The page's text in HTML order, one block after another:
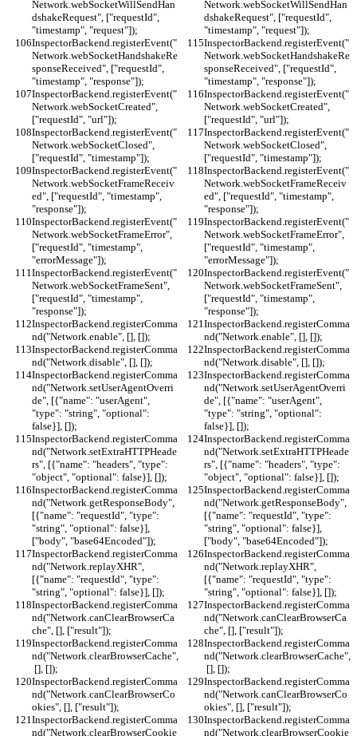
Network.webSocketWillSendHan
dshakeRequest", ["requestId",
"timestamp", "request"]);
Network.webSocketWillSendHan
dshakeRequest", ["requestId",
"timestamp", "request"]);
InspectorBackend.registerEvent("
Network.webSocketHandshakeRe
sponseReceived", ["requestId",
"timestamp", "response"]);
InspectorBackend.registerEvent("
Network.webSocketHandshakeRe
sponseReceived", ["requestId",
"timestamp", "response"]);
InspectorBackend.registerEvent("
Network.webSocketCreated",
["requestId", "url"]);
InspectorBackend.registerEvent("
Network.webSocketCreated",
["requestId", "url"]);
InspectorBackend.registerEvent("
Network.webSocketClosed",
["requestId", "timestamp"]);
InspectorBackend.registerEvent("
Network.webSocketClosed",
["requestId", "timestamp"]);
InspectorBackend.registerEvent("
Network.webSocketFrameReceiv
ed", ["requestId", "timestamp",
"response"]);
InspectorBackend.registerEvent("
Network.webSocketFrameReceiv
ed", ["requestId", "timestamp",
"response"]);
InspectorBackend.registerEvent("
Network.webSocketFrameError",
["requestId", "timestamp",
"errorMessage"]);
InspectorBackend.registerEvent("
Network.webSocketFrameError",
["requestId", "timestamp",
"errorMessage"]);
InspectorBackend.registerEvent("
Network.webSocketFrameSent",
["requestId", "timestamp",
"response"]);
InspectorBackend.registerEvent("
Network.webSocketFrameSent",
["requestId", "timestamp",
"response"]);
InspectorBackend.registerComma
nd("Network.enable", [], []);
InspectorBackend.registerComma
nd("Network.enable", [], []);
InspectorBackend.registerComma
nd("Network.disable", [], []);
InspectorBackend.registerComma
nd("Network.disable", [], []);
InspectorBackend.registerComma
nd("Network.setUserAgentOverri
de", [{"name": "userAgent",
"type": "string", "optional":
false}], []);
InspectorBackend.registerComma
nd("Network.setUserAgentOverri
de", [{"name": "userAgent",
"type": "string", "optional":
false}], []);
InspectorBackend.registerComma
nd("Network.setExtraHTTPHeade
rs", [{"name": "headers", "type":
"object", "optional": false}], []);
InspectorBackend.registerComma
nd("Network.setExtraHTTPHeade
rs", [{"name": "headers", "type":
"object", "optional": false}], []);
InspectorBackend.registerComma
nd("Network.getResponseBody",
[{"name": "requestId", "type":
"string", "optional": false}],
["body", "base64Encoded"]);
InspectorBackend.registerComma
nd("Network.getResponseBody",
[{"name": "requestId", "type":
"string", "optional": false}],
["body", "base64Encoded"]);
InspectorBackend.registerComma
nd("Network.replayXHR",
[{"name": "requestId", "type":
"string", "optional": false}], []);
InspectorBackend.registerComma
nd("Network.replayXHR",
[{"name": "requestId", "type":
"string", "optional": false}], []);
InspectorBackend.registerComma
nd("Network.canClearBrowserCa
che", [], ["result"]);
InspectorBackend.registerComma
nd("Network.canClearBrowserCa
che", [], ["result"]);
InspectorBackend.registerComma
nd("Network.clearBrowserCache",
[], []);
InspectorBackend.registerComma
nd("Network.clearBrowserCache",
[], []);
InspectorBackend.registerComma
nd("Network.canClearBrowserCo
okies", [], ["result"]);
InspectorBackend.registerComma
nd("Network.canClearBrowserCo
okies", [], ["result"]);
InspectorBackend.registerComma
nd("Network.clearBrowserCookie
InspectorBackend.registerComma
nd("Network.clearBrowserCookie